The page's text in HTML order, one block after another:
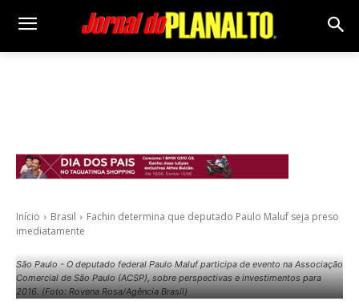
Início Brasil
Fachin determina que deputado Paulo Maluf seja preso
imediatamente
São Paulo - O deputado federal Paulo Maluf participa de evento na Associação
Comercial de São Paulo (ACSP), sobre perspectivas e investimentos para
2016. (Foto: Rovena Rosa/Agência Brasil)